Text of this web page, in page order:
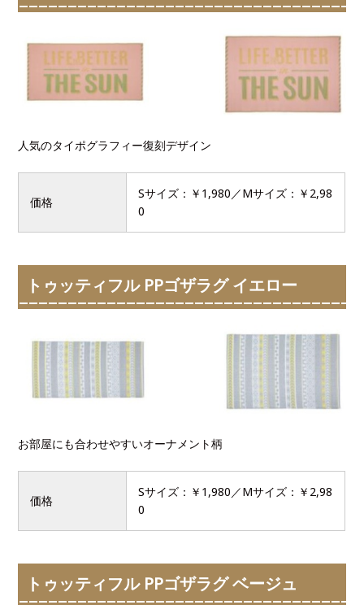
人気のタイポグラフィー復刻デザイン
価格
Sサイズ：￥1,980／Mサイズ：￥2,98
0
トゥッティフル PPゴザラグ イエロー
お部屋にも合わせやすいオーナメント柄
価格
Sサイズ：￥1,980／Mサイズ：￥2,98
0
トゥッティフル PPゴザラグ ベージュ